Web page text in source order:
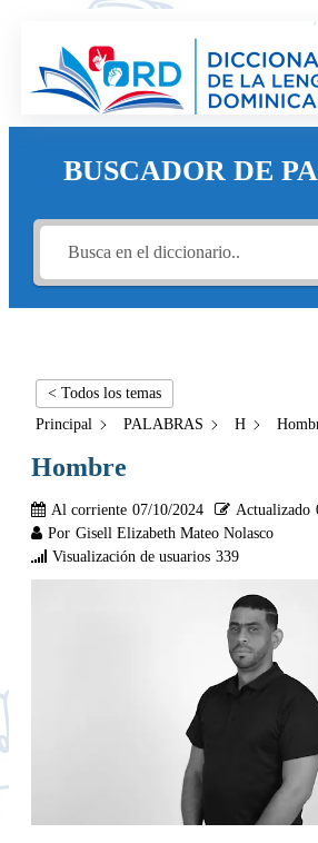
BUSCADOR DE
< Todos los temas
Principal
PALABRAS H
Hombre
Al corriente 07/10/2024 Actualizado
Por Gisell Elizabeth Mateo Nolasco
Visualización de usuarios 339